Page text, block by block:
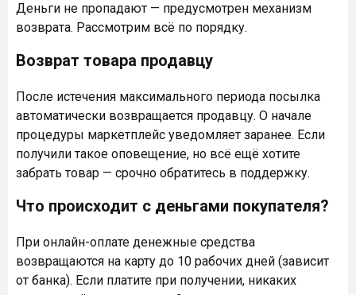
Деньги не пропадают — предусмотрен механизм
возврата. Рассмотрим всё по порядку.
Возврат товара продавцу
После истечения максимального периода посылка
автоматически возвращается продавцу. О начале
процедуры маркетплейс уведомляет заранее. Если
получили такое оповещение, но всё ещё хотите
забрать товар — срочно обратитесь в поддержку.
Что происходит с деньгами покупателя?
При онлайн-оплате денежные средства
возвращаются на карту до 10 рабочих дней (зависит
от банка). Если платите при получении, никаких